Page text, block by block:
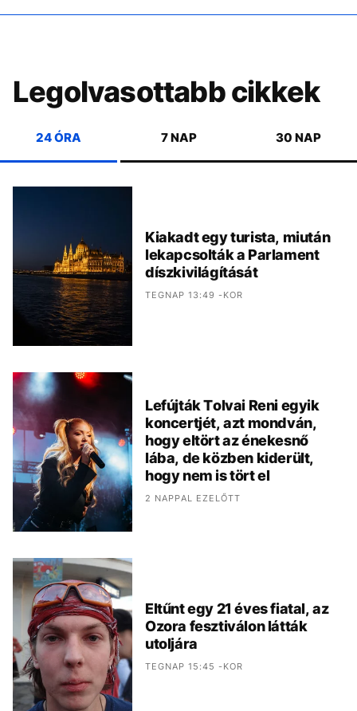
Legolvasottabb cikkek
24 ÓRA 7 NAP 30 NAP
Kiakadt egy turista, miután
lekapcsolták a Parlament
díszkivilágítását
TEGNAP 13:49 -KOR
Lefújták Tolvai Reni egyik
koncertjét, azt mondván,
hogy eltört az énekesnő
lába, de közben kiderült,
hogy nem is tört el
2 NAPPAL EZELŐTT
Eltűnt egy 21 éves fiatal, az
Ozora fesztiválon látták
utoljára
TEGNAP 15:45 -KOR